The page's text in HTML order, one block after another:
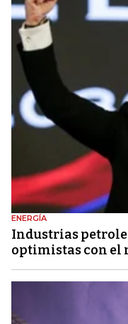
ENERGÍA
Industrias
optimistas con el